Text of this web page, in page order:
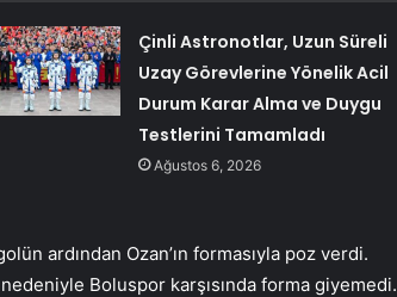
Çinli Astronotlar, Uzun Süreli
Uzay Görevlerine Yönelik Acil
Durum Karar Alma ve Duygu
Testlerini Tamamladı
Ağustos 6, 2026
ardından Ozan’ın formasıyla poz verdi.
nedeniyle Boluspor karşısında forma giyemedi.